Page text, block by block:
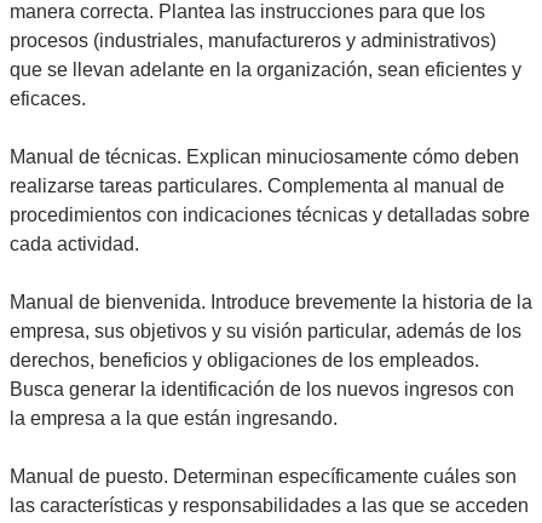
manera correcta. Plantea las instrucciones para que los
procesos (industriales, manufactureros y administrativos)
que se llevan adelante en la organización, sean eficientes y
eficaces.
Manual de técnicas. Explican minuciosamente cómo deben
realizarse tareas particulares. Complementa al manual de
procedimientos con indicaciones técnicas y detalladas sobre
cada actividad.
Manual de bienvenida. Introduce brevemente la historia de la
empresa, sus objetivos y su visión particular, además de los
derechos, beneficios y obligaciones de los empleados.
Busca generar la identificación de los nuevos ingresos con
la empresa a la que están ingresando.
Manual de puesto. Determinan específicamente cuáles son
las características y responsabilidades a las que se acceden